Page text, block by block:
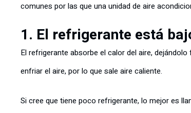
comunes por las que una unidad de aire
1. El refrigerante está
El refrigerante absorbe el calor del aire,
enfriar el aire, por lo que sale aire caliente.
Si cree que tiene poco refrigerante, lo mejor es